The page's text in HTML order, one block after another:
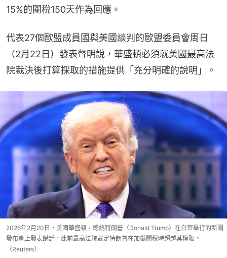
15%的關稅150天作為回應。
代表27個歐盟成員國與美國談判的歐盟委員會周日
（2月22日）發表聲明說，華盛頓必須就美國最高法
院裁決後打算採取的措施提供「充分明確的說明」。
2026年2月20日，美國華盛頓，總統特朗普（Donald Trump）在白宮舉行的新聞
發布會上發表講話，此前最高法院裁定特朗普在加徵關稅時超越其權限。
（Reuters）